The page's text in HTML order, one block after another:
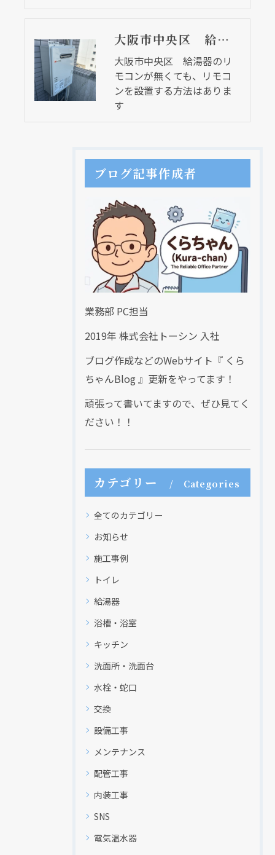
大阪市中央区 給湯器のリモコンが無くても、リモコンを設置する方法はあります
大阪市中央区 給湯器のリ
モコンが無くても、リモコ
ンを設置する方法はありま
す
ブログ記事作成者
業務部 PC担当
2019年 株式会社トーシン 入社
ブログ作成などのWebサイト『 くら
ちゃんBlog 』更新をやってます！
頑張って書いてますので、ぜひ見てく
ださい！！
カテゴリー Categories
全てのカテゴリー
お知らせ
施工事例
トイレ
給湯器
浴槽・浴室
キッチン
洗面所・洗面台
水栓・蛇口
交換
設備工事
メンテナンス
配管工事
内装工事
SNS
電気温水器